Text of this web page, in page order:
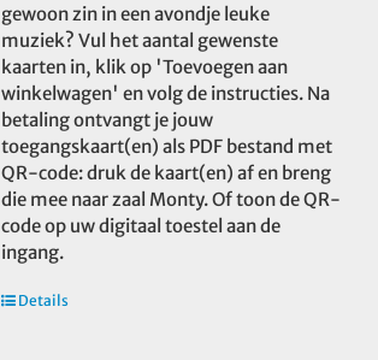
gewoon zin in een avondje leuke
muziek? Vul het aantal gewenste
kaarten in, klik op 'Toevoegen aan
winkelwagen' en volg de instructies. Na
betaling ontvangt je jouw
toegangskaart(en) als PDF bestand met
QR-code: druk de kaart(en) af en breng
die mee naar zaal Monty. Of toon de QR-
code op uw digitaal toestel aan de
ingang.
Details